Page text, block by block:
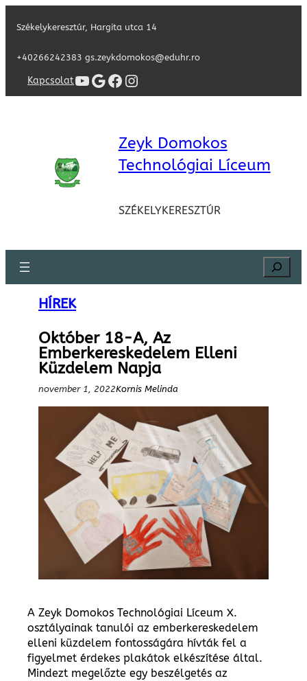
Székelykeresztúr, Hargita utca 14
+40266242383 gs.zeykdomokos@eduhr.ro
KapcsolatYouTube
Google
Facebook
Instagram
Zeyk Domokos
Technológiai Líceum
SZÉKELYKERESZTÚR
Search
HÍREK
Október 18-A, Az
Emberkereskedelem Elleni
Küzdelem Napja
november 1, 2022Kornis Melinda
A Zeyk Domokos Technológiai Líceum X.
osztályainak tanulói az emberkereskedelem
elleni küzdelem fontosságára hívták fel a
figyelmet érdekes plakátok elkészítése által.
Mindezt megelőzte egy beszélgetés az